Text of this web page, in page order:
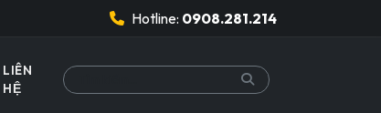
Hotline: 0908.281.214
LIÊN
HỆ